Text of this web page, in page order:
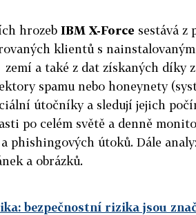
hrozeb IBM X-Force sestává z
klientů s
a také z dat získaných díky
spamu nebo honeynety
útočníky a sledují jejich
po celém světě a denně
phishingových útoků. Dále
a obrázků.
bezpečnostní rizika jsou